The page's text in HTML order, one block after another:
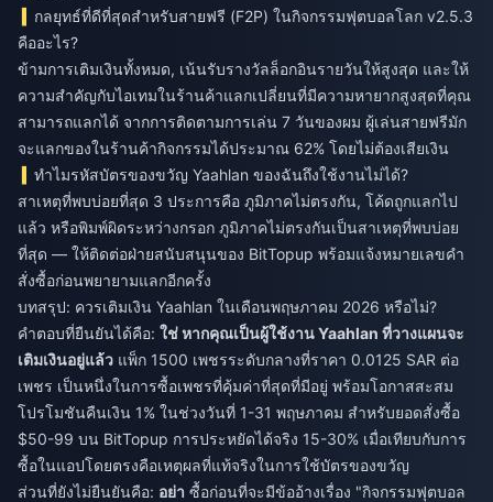
กลยุทธ์ที่ดีที่สุดสำหรับสายฟรี (F2P) ในกิจกรรมฟุตบอลโลก v2.5.3
คืออะไร?
ข้ามการเติมเงินทั้งหมด, เน้นรับรางวัลล็อกอินรายวันให้สูงสุด และให้
ความสำคัญกับไอเทมในร้านค้าแลกเปลี่ยนที่มีความหายากสูงสุดที่คุณ
สามารถแลกได้ จากการติดตามการเล่น 7 วันของผม ผู้เล่นสายฟรีมัก
จะแลกของในร้านค้ากิจกรรมได้ประมาณ 62% โดยไม่ต้องเสียเงิน
ทำไมรหัสบัตรของขวัญ Yaahlan ของฉันถึงใช้งานไม่ได้?
สาเหตุที่พบบ่อยที่สุด 3 ประการคือ ภูมิภาคไม่ตรงกัน, โค้ดถูกแลกไป
แล้ว หรือพิมพ์ผิดระหว่างกรอก ภูมิภาคไม่ตรงกันเป็นสาเหตุที่พบบ่อย
ที่สุด — ให้ติดต่อฝ่ายสนับสนุนของ BitTopup พร้อมแจ้งหมายเลขคำ
สั่งซื้อก่อนพยายามแลกอีกครั้ง
บทสรุป: ควรเติมเงิน Yaahlan ในเดือนพฤษภาคม 2026 หรือไม่?
คำตอบที่ยืนยันได้คือ: ใช่ หากคุณเป็นผู้ใช้งาน Yaahlan ที่วางแผนจะ
เติมเงินอยู่แล้ว แพ็ก 1500 เพชรระดับกลางที่ราคา 0.0125 SAR ต่อ
เพชร เป็นหนึ่งในการซื้อเพชรที่คุ้มค่าที่สุดที่มีอยู่ พร้อมโอกาสสะสม
โปรโมชันคืนเงิน 1% ในช่วงวันที่ 1-31 พฤษภาคม สำหรับยอดสั่งซื้อ
$50-99 บน BitTopup การประหยัดได้จริง 15-30% เมื่อเทียบกับการ
ซื้อในแอปโดยตรงคือเหตุผลที่แท้จริงในการใช้บัตรของขวัญ
ส่วนที่ยังไม่ยืนยันคือ: อย่า ซื้อก่อนที่จะมีข้ออ้างเรื่อง "กิจกรรมฟุตบอล